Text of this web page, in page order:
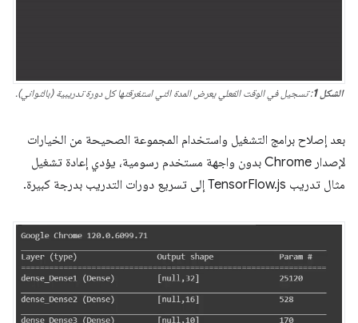
الشكل 1 : تسجيل في الوقت الفعلي يعرض المدة التي استغرقتها كل دورة تدريبية (بالثواني).
بعد إصلاح برامج التشغيل واستخدام المجموعة الصحيحة من الخيارات
لإصدار Chrome بدون واجهة مستخدم رسومية، يؤدي إعادة تشغيل
مثال تدريب TensorFlow.js إلى تسريع دورات التدريب بدرجة كبيرة.